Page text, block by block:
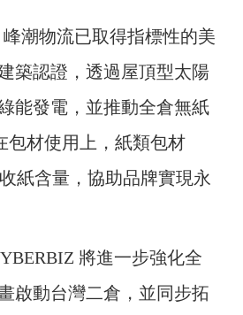
峰潮物流已取得指標性的美
築認證，透過屋頂型太陽
能發電，並推動全倉無紙
包材使用上，紙類包材
紙含量，協助品牌實現永
將進一步強化全
啟動台灣二倉，並同步拓